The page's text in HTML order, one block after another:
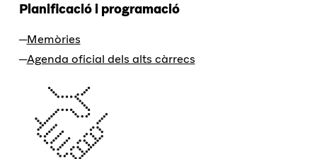
Planificació i programació
Memòries
Agenda oficial dels alts càrrecs